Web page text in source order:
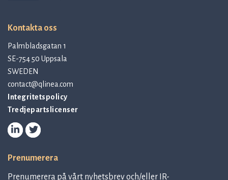
Kontakta oss
Palmbladsgatan 1
SE-754 50 Uppsala
SWEDEN
contact@qlinea.com
Integritetspolicy
Tredjepartslicenser
Prenumerera
Prenumerera på vårt nyhetsbrev och/eller IR-